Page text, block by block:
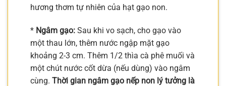
hương thơm tự nhiên của hạt gạo non.
* Ngâm gạo: Sau khi vo sạch, cho gạo vào
một thau lớn, thêm nước ngập mặt gạo
khoảng 2-3 cm. Thêm 1/2 thìa cà phê muối và
một chút nước cốt dừa (nếu dùng) vào ngâm
cùng. Thời gian ngâm gạo nếp non lý tưởng là